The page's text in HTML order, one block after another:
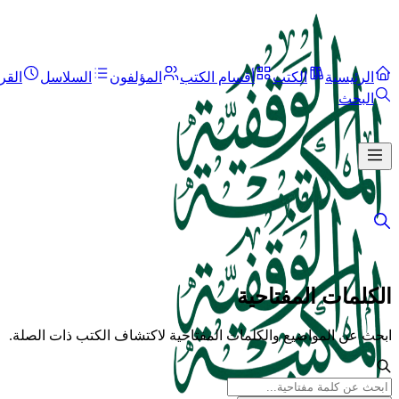
الرئيسية الكتب أقسام الكتب المؤلفون السلاسل
البحث
الكلمات المفتاحية
ابحث عن المواضيع والكلمات المفتاحية لاكتشاف الكتب ذات الصلة.